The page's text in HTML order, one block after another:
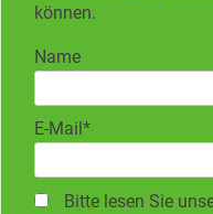
können.
Name
E-Mail*
Bitte lesen Sie